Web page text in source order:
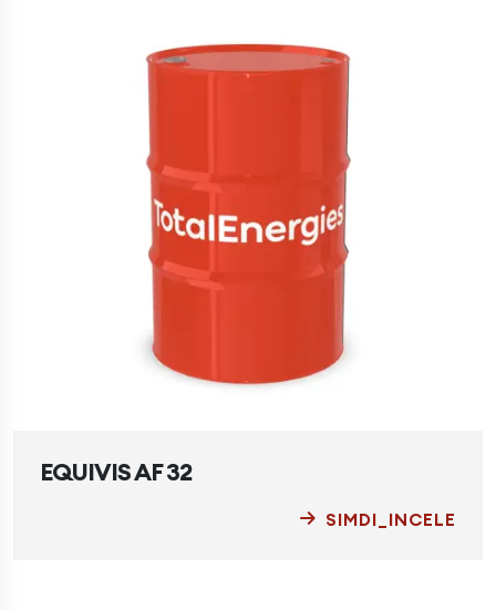
EQUIVIS AF 32
SIMDI_INCELE